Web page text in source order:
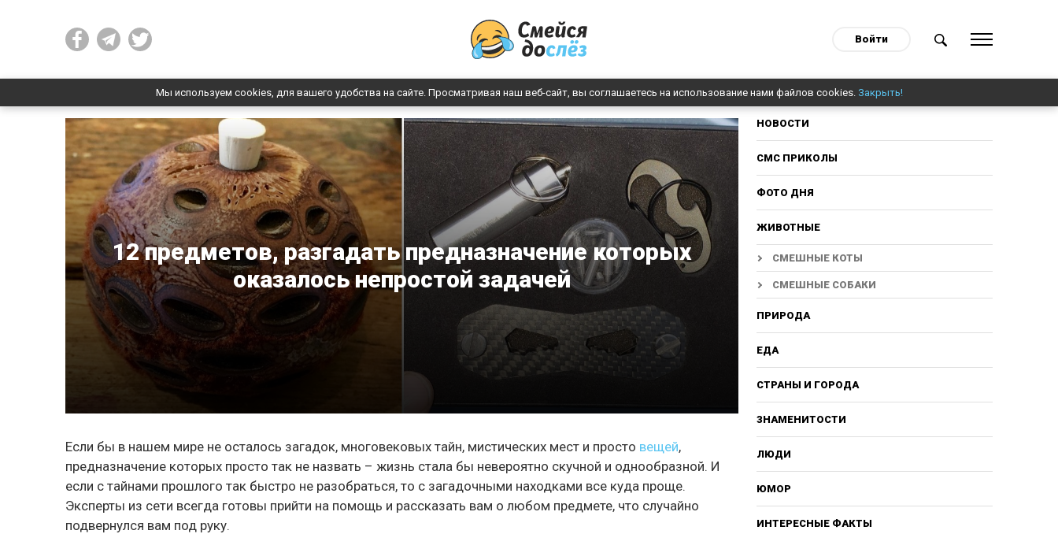
Войти
Мы используем cookies, для вашего удобства на сайте. Просматривая наш веб-сайт, вы соглашаетесь на использование нами файлов cookies. Закрыть!
12 предметов, разгадать предназначение которых
оказалось непростой задачей
Если бы в нашем мире не осталось загадок, многовековых тайн, мистических мест и просто вещей,
предназначение которых просто так не назвать – жизнь стала бы невероятно скучной и однообразной. И
если с тайнами прошлого так быстро не разобраться, то с загадочными находками все куда проще.
Эксперты из сети всегда готовы прийти на помощь и рассказать вам о любом предмете, что случайно
подвернулся вам под руку.
НОВОСТИ
СМС ПРИКОЛЫ
ФОТО ДНЯ
ЖИВОТНЫЕ
СМЕШНЫЕ КОТЫ
СМЕШНЫЕ СОБАКИ
ПРИРОДА
ЕДА
СТРАНЫ И ГОРОДА
ЗНАМЕНИТОСТИ
ЛЮДИ
ЮМОР
ИНТЕРЕСНЫЕ ФАКТЫ